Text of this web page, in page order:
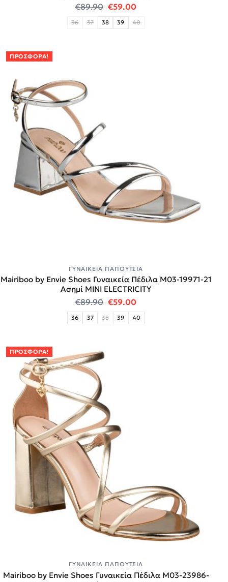
€89.90 Original price was: €89.90.
€59.00Η τρέχουσα τιμή
36 37 38 39 40
ΠΡΟΣΦΟΡΆ!
ΓΥΝΑΙΚΕΊΑ ΠΑΠΟΎΤΣΙΑ
Mairiboo by Envie Shoes Γυναικεία Πέδιλα M03-19971-21
Ασημί MINI ELECTRICITY
€89.90 Original price was: €89.90.
€59.00Η τρέχουσα τιμή
36 37 38 39 40
ΠΡΟΣΦΟΡΆ!
ΓΥΝΑΙΚΕΊΑ ΠΑΠΟΎΤΣΙΑ
Mairiboo by Envie Shoes Γυναικεία Πέδιλα M03-23986-